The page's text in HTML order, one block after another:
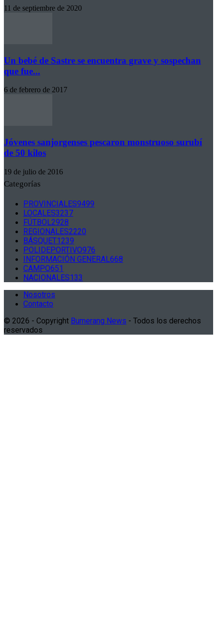
11 de septiembre de 2020
Un bebé de Sastre se encuentra grave y sospechan
que fue...
6 de febrero de 2017
Jóvenes sanjorgenses pescaron monstruoso surubí
de 50 kilos
19 de julio de 2016
Categorías
PROVINCIALES9499
LOCALES3237
FÚTBOL2928
REGIONALES2220
BÁSQUET1239
POLIDEPORTIVO976
INFORMACIÓN GENERAL668
CAMPO651
NACIONALES133
Nosotros
Contacto
© 2026 - Copyright Bumerang News - Todos los derechos
reservados